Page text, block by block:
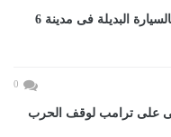
بدء تلقى طلبات إحلال التوكتوك بالسيارة البديلة فى مدينة 6
0
على ترامب لوقف الحرب